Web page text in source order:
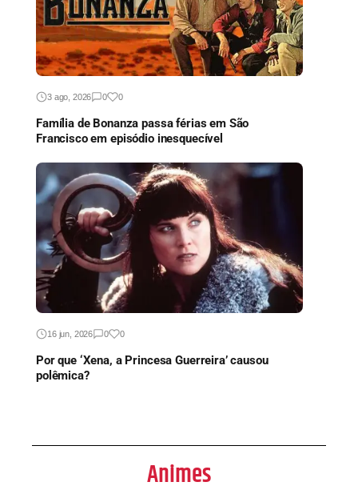
3 ago, 2026 0 0
Família de Bonanza passa férias em São
Francisco em episódio inesquecível
16 jun, 2026 0 0
Por que ‘Xena, a Princesa Guerreira’ causou
polêmica?
Animes